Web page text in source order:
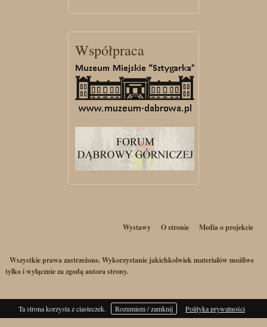
Współpraca
Wystawy O stronie Media o projekcie
Wszystkie prawa zastrzeżone. Wykorzystanie jakichkolwiek materiałów możliwe
tylko i wyłącznie za zgodą autora strony.
Ta strona korzysta z ciasteczek. Rozumiem / zamknij Polityka prywatności